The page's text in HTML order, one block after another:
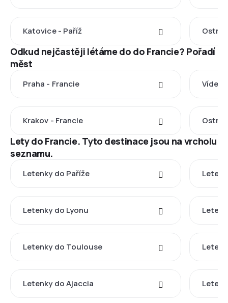
Katovice - Paříž
Odkud nejčastěji létáme do do Francie? Pořadí
měst
Praha - Francie Vídeň
Krakov - Francie
Lety do Francie. Tyto destinace jsou na vrcholu
seznamu.
Letenky do Paříže
Letenky do Lyonu
Letenky do Toulouse
Letenky do Ajaccia